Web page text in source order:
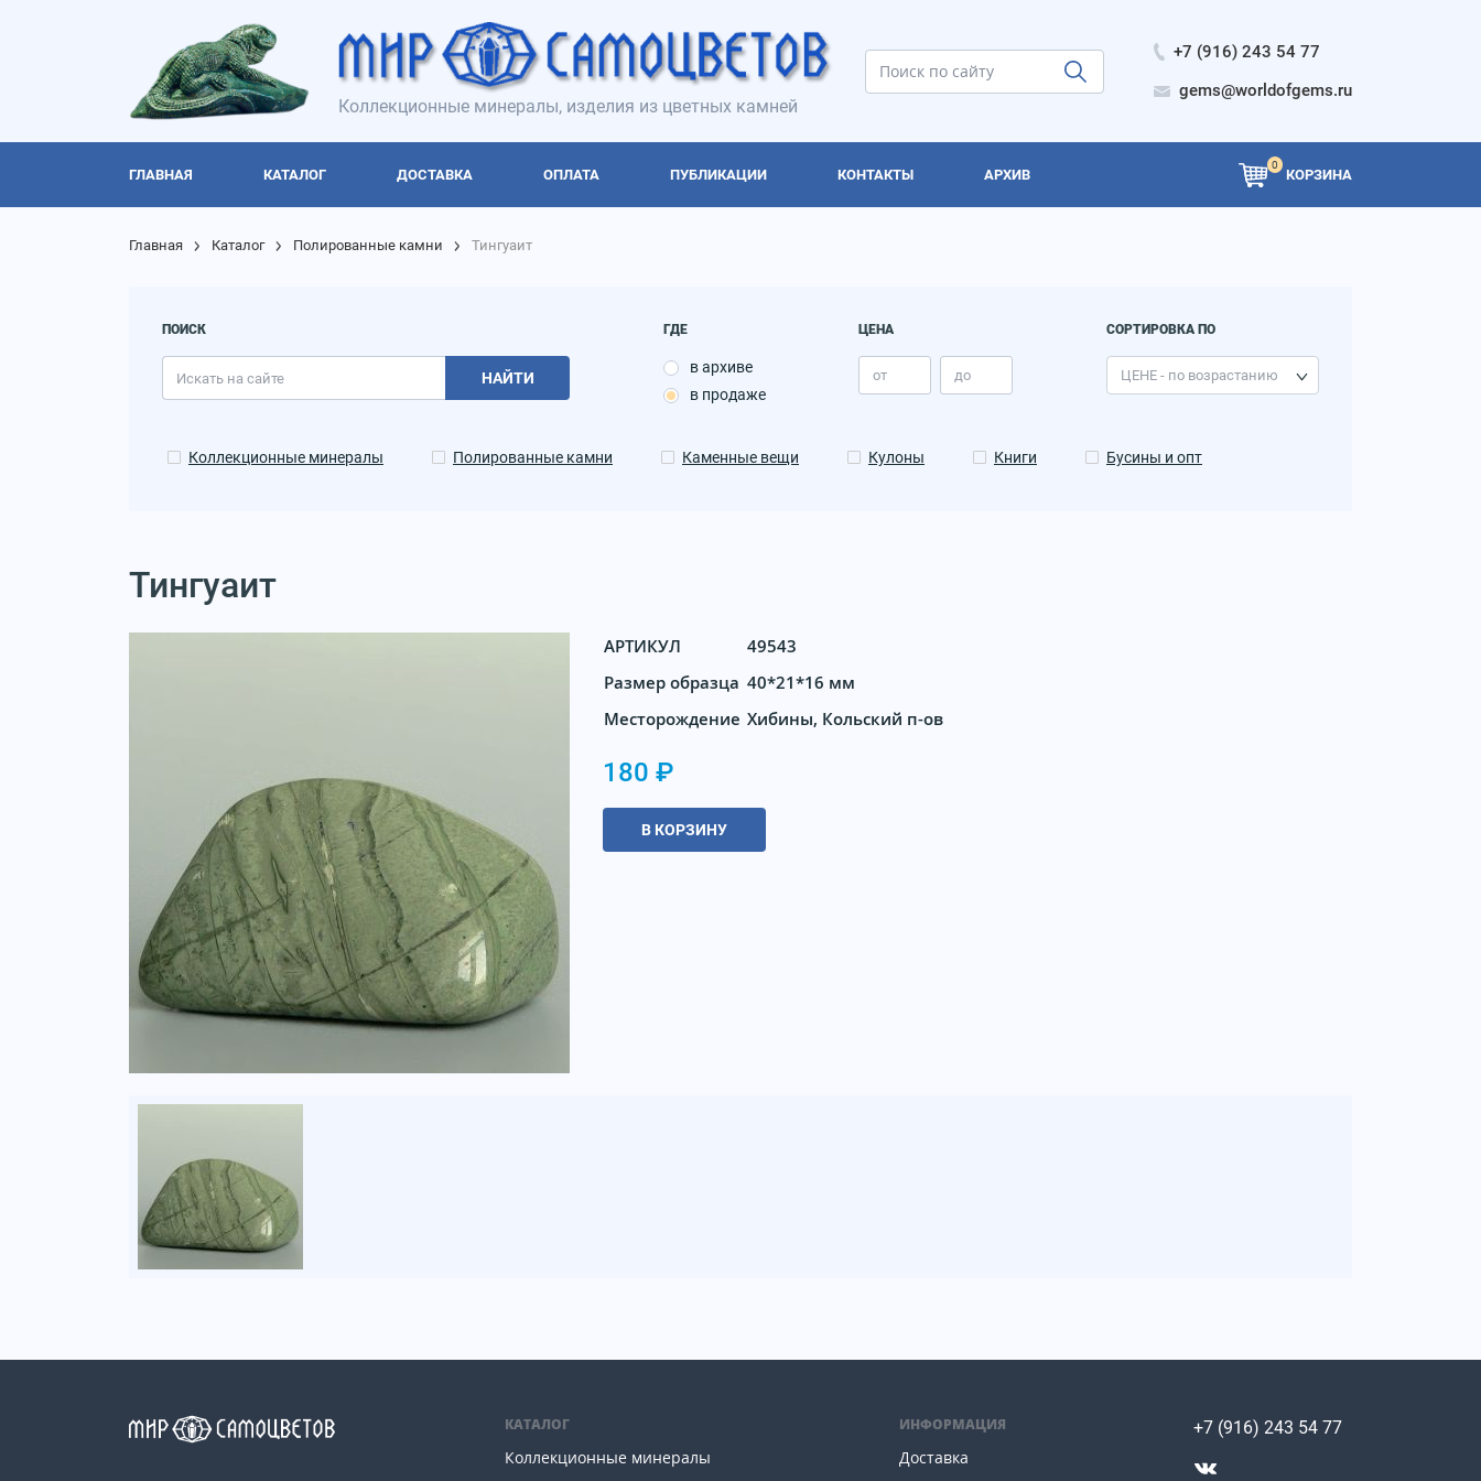
Коллекционные минералы, изделия из цветных камней
+7 (916) 243 54 77
gems@worldofgems.ru
ГЛАВНАЯ КАТАЛОГ ДОСТАВКА ОПЛАТА ПУБЛИКАЦИИ КОНТАКТЫ АРХИВ
0
КОРЗИНА
Главная Каталог Полированные камни Тингуаит
ПОИСК
НАЙТИ
ГДЕ
в архиве
в продаже
ЦЕНА СОРТИРОВКА ПО
Коллекционные минералы Полированные камни Каменные вещи Кулоны Книги Бусины и опт
Тингуаит
АРТИКУЛ
49543
Размер образца 40*21*16 мм
Месторождение Хибины, Кольский п-ов
180 ₽
В КОРЗИНУ
КАТАЛОГ
Коллекционные минералы
ИНФОРМАЦИЯ
Доставка
+7 (916) 243 54 77